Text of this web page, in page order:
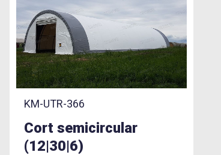
KM-UTR-366
Cort semicircular
(12|30|6)